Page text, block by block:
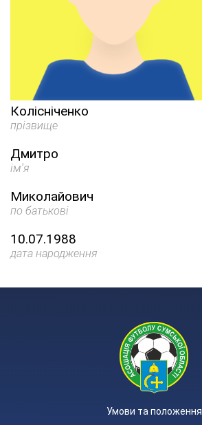
Колісніченко
прізвище
Дмитро
ім'я
Миколайович
по батькові
10.07.1988
дата народження
Умови та положення